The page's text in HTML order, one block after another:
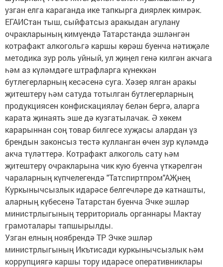
узган елга караганда ике тапкырга диярлек кимрәк.
ЕГАИСтан тыш, сыйфатсыз аракыдан агулану
очракларының кимүендә Татарстанда эшләнгән
котрафакт алкогольгә каршы көрәш буенча нәтиҗәле
методика зур роль уйный, ул җиңел генә килгән акчага
һәм аз күләмдәге штрафларга күнеккән
бутлегерларның кесәсенә суга. Хәзер ялган аракы
җитештерү һәм сатуда тотылган бутлегерларның
продукциясен конфискацияләү белән бергә, аларга
карата җинаять эше дә кузгатылачак. Ә хөкем
карарыннан соң товар билгесе хуҗасы алардан үз
брендын законсыз төстә кулланган өчен зур күләмдә
акча түләттерә. Котрафакт алкоголь сату һәм
җитештерү очракларына чик кую буенча үткәрелгән
чараларның күпчелегендә "Татспиртпром"АҖнең
Куркынычсызлык идарәсе белгечләре дә катнашты,
аларның күбесенә Татарстан буенча Эчке эшләр
министрлыгының территориаль органнары Мактау
грамоталары тапшырылды.
Узган елның ноябрендә ТР Эчке эшләр
министрлыгының Икътисади куркынычсызлык һәм
коррупциягә каршы тору идарәсе оперативниклары